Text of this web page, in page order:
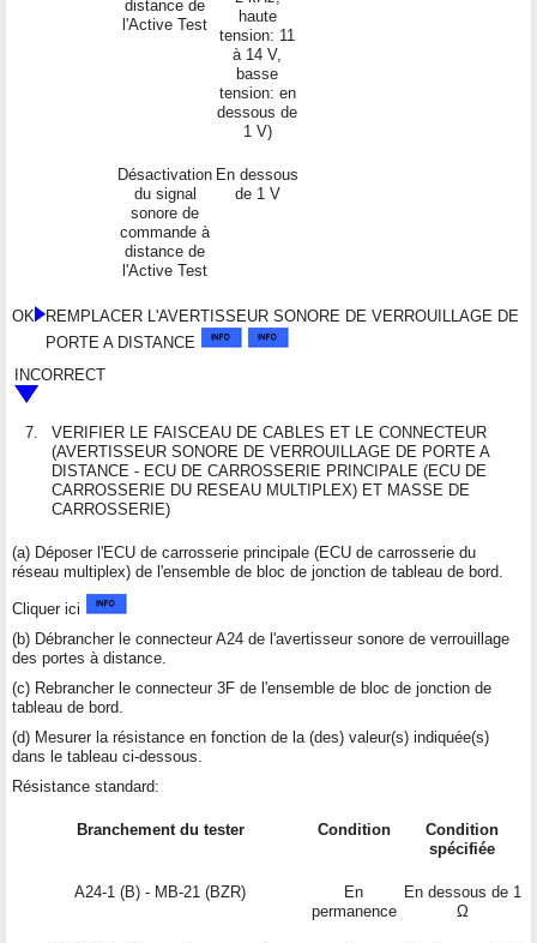
distance de
l'Active Test
haute
tension: 11
à 14 V,
basse
tension: en
dessous de
1 V)
Désactivation
du signal
sonore de
commande à
distance de
l'Active Test
En dessous
de 1 V
OK
REMPLACER L'AVERTISSEUR SONORE DE VERROUILLAGE DE
PORTE A DISTANCE
INCORRECT
7.
VERIFIER LE FAISCEAU DE CABLES ET LE CONNECTEUR
(AVERTISSEUR SONORE DE VERROUILLAGE DE PORTE A
DISTANCE - ECU DE CARROSSERIE PRINCIPALE (ECU DE
CARROSSERIE DU RESEAU MULTIPLEX) ET MASSE DE
CARROSSERIE)
(a) Déposer l'ECU de carrosserie principale (ECU de carrosserie du
réseau multiplex) de l'ensemble de bloc de jonction de tableau de bord.
Cliquer ici
(b) Débrancher le connecteur A24 de l'avertisseur sonore de verrouillage
des portes à distance.
(c) Rebrancher le connecteur 3F de l'ensemble de bloc de jonction de
tableau de bord.
(d) Mesurer la résistance en fonction de la (des) valeur(s) indiquée(s)
dans le tableau ci-dessous.
Résistance standard:
Branchement du tester Condition
Condition
spécifiée
A24-1 (B) - MB-21 (BZR)
En
permanence
En dessous de 1
Ω